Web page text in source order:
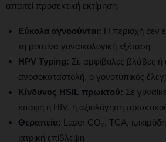
απαιτεί προσεκτική εκτίμηση:
Εύκολα αγνοούνται: Η περιοχή δεν
τη ρουτίνα γυναικολογική εξέταση
HPV Typing: Σε αμφίβολες βλάβες ή
ανοσοκαταστολή, ο γονοτυπικός
Κίνδυνος HSIL πρωκτού: Σε
επαφή ή HIV, η αξιολόγηση
Θεραπεία: Laser CO₂, TCA,
ιατρική επίβλεψη